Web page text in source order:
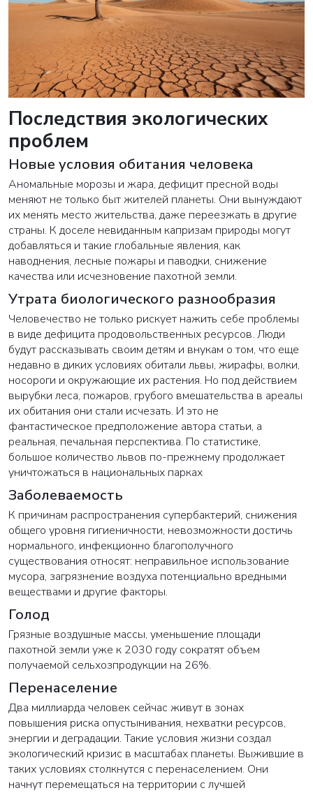
Последствия экологических
проблем
Новые условия обитания человека
Аномальные морозы и жара, дефицит пресной воды
меняют не только быт жителей планеты. Они вынуждают
их менять место жительства, даже переезжать в другие
страны. К доселе невиданным капризам природы могут
добавляться и такие глобальные явления, как
наводнения, лесные пожары и паводки, снижение
качества или исчезновение пахотной земли.
Утрата биологического разнообразия
Человечество не только рискует нажить себе проблемы
в виде дефицита продовольственных ресурсов. Люди
будут рассказывать своим детям и внукам о том, что еще
недавно в диких условиях обитали львы, жирафы, волки,
носороги и окружающие их растения. Но под действием
вырубки леса, пожаров, грубого вмешательства в ареалы
их обитания они стали исчезать. И это не
фантастическое предположение автора статьи, а
реальная, печальная перспектива. По статистике,
большое количество львов по-прежнему продолжает
уничтожаться в национальных парках
Заболеваемость
К причинам распространения супербактерий, снижения
общего уровня гигиеничности, невозможности достичь
нормального, инфекционно благополучного
существования относят: неправильное использование
мусора, загрязнение воздуха потенциально вредными
веществами и другие факторы.
Голод
Грязные воздушные массы, уменьшение площади
пахотной земли уже к 2030 году сократят объем
получаемой сельхозпродукции на 26%.
Перенаселение
Два миллиарда человек сейчас живут в зонах
повышения риска опустынивания, нехватки ресурсов,
энергии и деградации. Такие условия жизни создал
экологический кризис в масштабах планеты. Выжившие в
таких условиях столкнутся с перенаселением. Они
начнут перемещаться на территории с лучшей